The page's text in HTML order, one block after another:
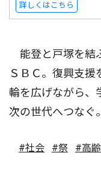
詳しくはこちら
能登と戸塚を結
ＳＢＣ。復興支援
輪を広げながら、
次の世代へつなぐ。
#社会 #祭 #高